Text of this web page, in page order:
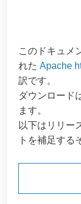
このドキュメ
れた Apache
訳です。
ダウンロード
ます。
以下はリリー
トを補足する